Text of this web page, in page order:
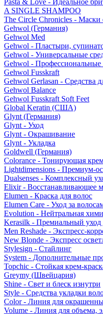
Pasta & Love - Идеальное
A SINGLE SHAMPOO
The Circle Chronicles -
Gehwol (Германия)
Gehwol Med
Gehwol - Пластыри,
Gehwol - Универсальные
Gehwol - Профессиональные
Gehwol Fusskraft
Gehwol Gerlasan - Средства
Gehwol Balance
Gehwol Fusskraft Soft Feet
Global Keratin (США)
Glynt (Германия)
Glynt - Уход
Glynt - Окрашивание
Glynt - Укладка
Goldwell (Германия)
Colorance - Тонирующая
Lightdimensions - Премиум-
Dualsenses - Комплексный
Elixir - Восстанавливающее
Elumen - Краска для волос
Elumen Care - Уход за
Evolution - Нейтральная
Kerasilk - Премиальный уход
Men Reshade - Экспресс-
New Blonde - Экспресс
Stylesign - Стайлинг
System - Дополнительные
Topchic - Стойкая крем-
Greymy (Швейцария)
Shine - Свет и блеск изнутри
Style - Средства укладки
Color - Линия для
Volume - Линия для объема,